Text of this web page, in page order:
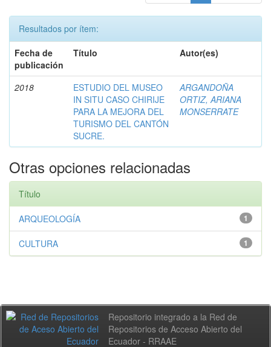
Resultados por ítem:
Fecha de
publicación
Título Autor(es)
2018
ESTUDIO DEL MUSEO
IN SITU CASO CHIRIJE
PARA LA MEJORA DEL
TURISMO DEL CANTÓN
SUCRE.
ARGANDOÑA
ORTIZ, ARIANA
MONSERRATE
Otras opciones relacionadas
Título
1
ARQUEOLOGÍA
1
CULTURA
Repositorio integrado a la Red de
Repositorios de Acceso Abierto del
Ecuador - RRAAE